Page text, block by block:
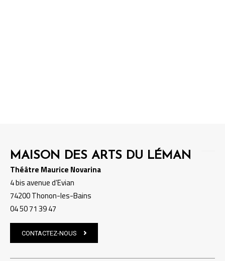
MAISON DES ARTS DU LÉMAN
Théâtre Maurice Novarina
4 bis avenue d’Evian
74200 Thonon-les-Bains
04 50 71 39 47
CONTACTEZ-NOUS